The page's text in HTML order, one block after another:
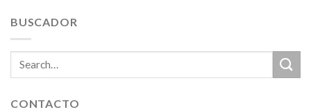
BUSCADOR
CONTACTO